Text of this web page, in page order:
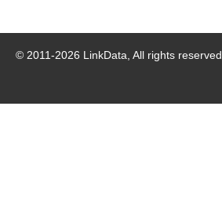
© 2011-2026 LinkData, All rights reserved.